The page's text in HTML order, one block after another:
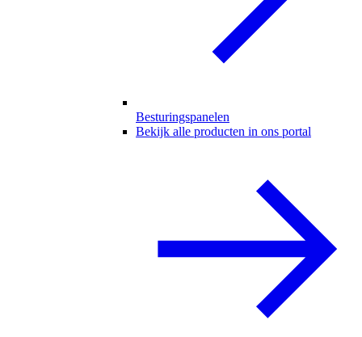
Besturingspanelen
Bekijk alle producten in ons portal